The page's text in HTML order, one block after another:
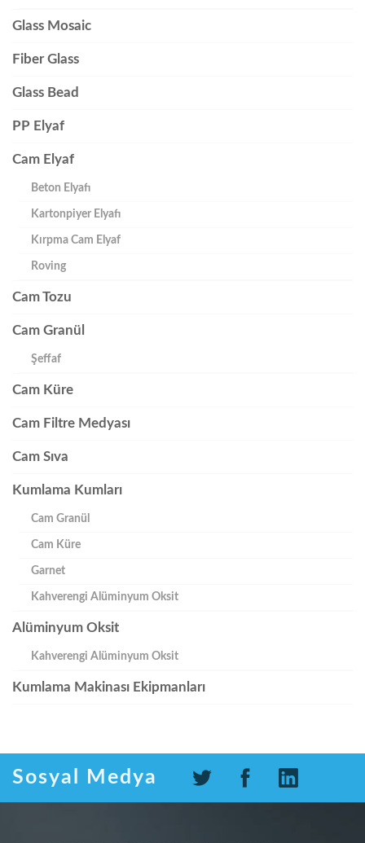
Glass Mosaic
Fiber Glass
Glass Bead
PP Elyaf
Cam Elyaf
Beton Elyafı
Kartonpiyer Elyafı
Kırpma Cam Elyaf
Roving
Cam Tozu
Cam Granül
Şeffaf
Cam Küre
Cam Filtre Medyası
Cam Sıva
Kumlama Kumları
Cam Granül
Cam Küre
Garnet
Kahverengi Alüminyum Oksit
Alüminyum Oksit
Kahverengi Alüminyum Oksit
Kumlama Makinası Ekipmanları
Sosyal Medya